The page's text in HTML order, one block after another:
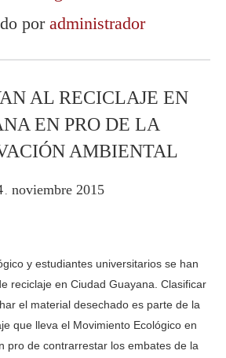
por administrador
AL RECICLAJE EN
EN PRO DE LA
AMBIENTAL
noviembre 2015
y estudiantes universitarios se han
reciclaje en Ciudad Guayana. Clasificar
el material desechado es parte de la
que lleva el Movimiento Ecológico en
pro de contrarrestar los embates de la